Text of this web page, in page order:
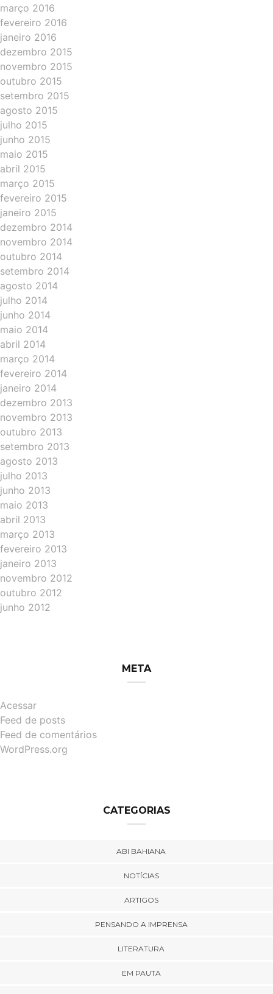
março 2016
fevereiro 2016
janeiro 2016
dezembro 2015
novembro 2015
outubro 2015
setembro 2015
agosto 2015
julho 2015
junho 2015
maio 2015
abril 2015
março 2015
fevereiro 2015
janeiro 2015
dezembro 2014
novembro 2014
outubro 2014
setembro 2014
agosto 2014
julho 2014
junho 2014
maio 2014
abril 2014
março 2014
fevereiro 2014
janeiro 2014
dezembro 2013
novembro 2013
outubro 2013
setembro 2013
agosto 2013
julho 2013
junho 2013
maio 2013
abril 2013
março 2013
fevereiro 2013
janeiro 2013
novembro 2012
outubro 2012
junho 2012
META
Acessar
Feed de posts
Feed de comentários
WordPress.org
CATEGORIAS
ABI BAHIANA
NOTÍCIAS
ARTIGOS
PENSANDO A IMPRENSA
LITERATURA
EM PAUTA